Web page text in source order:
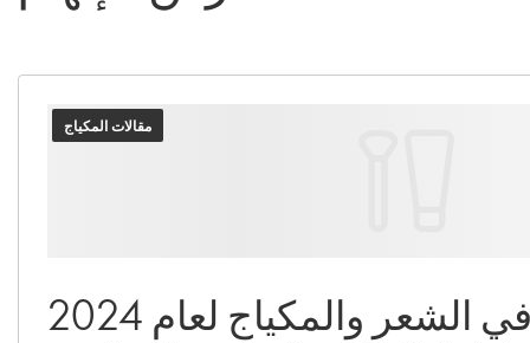
مقالات المكياج